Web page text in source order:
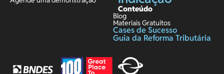
Conteúdo
Blog
Materiais Gratuitos
Cases de Sucesso
Guia da Reforma Tributária